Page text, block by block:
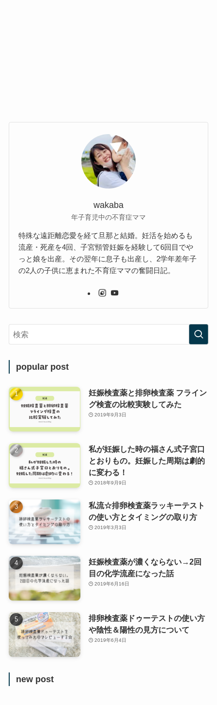
wakaba
年子育児中の不育症ママ
特殊な遠距離恋愛を経て旦那と結婚。妊活を始めるも
流産・死産を4回、子宮頸管妊娠を経験して6回目でや
っと娘を出産。その翌年に息子も出産し、2学年差年子
の2人の子供に恵まれた不育症ママの奮闘日記。
popular post
妊娠検査薬と排卵検査薬 フライン
グ検査の比較実験してみた
2019年9月3日
私が妊娠した時の福さん式子宮口
とおりもの。妊娠した周期は劇的
に変わる！
2018年9月9日
私流☆排卵検査薬ラッキーテスト
の使い方とタイミングの取り方
2019年3月3日
妊娠検査薬が濃くならない→2回
目の化学流産になった話
2019年6月16日
排卵検査薬ドゥーテストの使い方
や陰性＆陽性の見方について
2019年6月4日
new post